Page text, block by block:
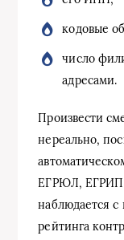
кодовые
число
адресами.
Произвести
нереально,
ЕГРЮЛ, ЕГРИП
наблюдается
рейтинга